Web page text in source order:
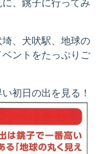
、銚子に行ってみ
、犬吠駅、地球の
ントをたっぷりご
初日の出を見る！